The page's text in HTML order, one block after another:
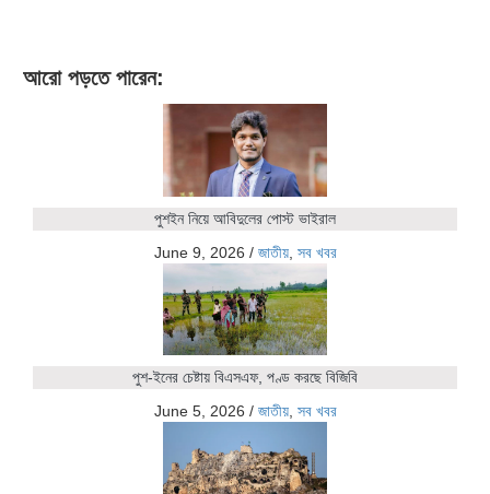
আরো পড়তে পারেন:
পুশইন নিয়ে আবিদুলের পোস্ট ভাইরাল
June 9, 2026 / জাতীয়, সব খবর
পুশ-ইনের চেষ্টায় বিএসএফ, পণ্ড করছে বিজিবি
June 5, 2026 / জাতীয়, সব খবর